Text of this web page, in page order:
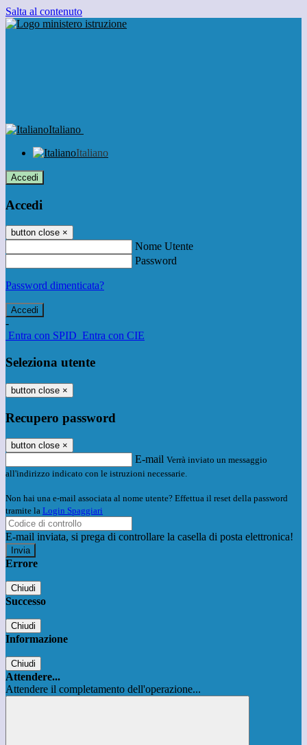
Salta al contenuto
Italiano
Italiano
Accedi
Accedi
button close ×
Nome Utente
Password
Password dimenticata?
-
Entra con SPID Entra con CIE
Seleziona utente
button close ×
Recupero password
button close ×
E-mail Verrà inviato un messaggio
all'indirizzo indicato con le istruzioni necessarie.
Non hai una e-mail associata al nome utente? Effettua il reset della password
tramite la Login Spaggiari
E-mail inviata, si prega di controllare la casella di posta elettronica!
Errore
Chiudi
Successo
Chiudi
Informazione
Chiudi
Attendere...
Attendere il completamento dell'operazione...